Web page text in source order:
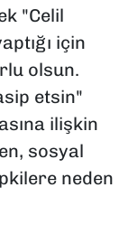
"Celil
için
olsun.
etsin"
ilişkin
sosyal
neden